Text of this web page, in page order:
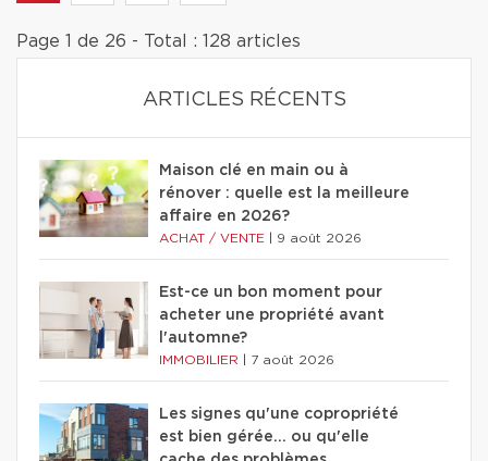
Page 1 de 26 - Total : 128 articles
ARTICLES RÉCENTS
Maison clé en main ou à
rénover : quelle est la meilleure
affaire en 2026?
ACHAT / VENTE 9 août 2026
Est-ce un bon moment pour
acheter une propriété avant
l'automne?
IMMOBILIER 7 août 2026
Les signes qu'une copropriété
est bien gérée… ou qu'elle